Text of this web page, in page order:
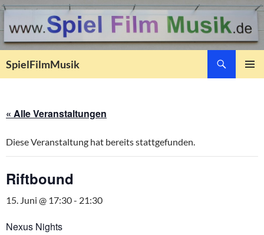
SpielFilmMusik
« Alle Veranstaltungen
Diese Veranstaltung hat bereits stattgefunden.
Riftbound
15. Juni @ 17:30- 21:30
Nexus Nights